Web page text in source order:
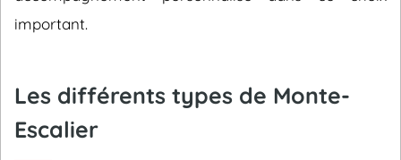
important.
Les différents types de Monte-
Escalier